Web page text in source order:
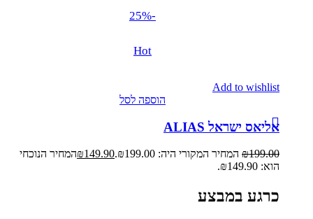
-25%
Hot
Add to wishlist
הוספה לסל
אליאס ישראל ALIAS
₪199.00 המחיר המקורי היה: ₪199.00. ₪149.90
המחיר הנוכחי
הוא: ₪149.90.
כרגע במבצע